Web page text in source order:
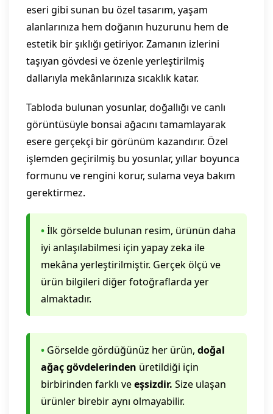
eseri gibi sunan bu özel tasarım, yaşam
alanlarınıza hem doğanın huzurunu hem de
estetik bir şıklığı getiriyor. Zamanın izlerini
taşıyan gövdesi ve özenle yerleştirilmiş
dallarıyla mekânlarınıza sıcaklık katar.
Tabloda bulunan yosunlar, doğallığı ve canlı
görüntüsüyle bonsai ağacını tamamlayarak
esere gerçekçi bir görünüm kazandırır. Özel
işlemden geçirilmiş bu yosunlar, yıllar boyunca
formunu ve rengini korur, sulama veya bakım
gerektirmez.
•İlk görselde bulunan resim, ürünün daha
iyi anlaşılabilmesi için yapay zeka ile
mekâna yerleştirilmiştir. Gerçek ölçü ve
ürün bilgileri diğer fotoğraflarda yer
almaktadır.
• Görselde gördüğünüz her ürün, doğal
ağaç gövdelerinden üretildiği için
birbirinden farklı veeşsizdir. Size ulaşan
ürünler birebir aynı olmayabilir.